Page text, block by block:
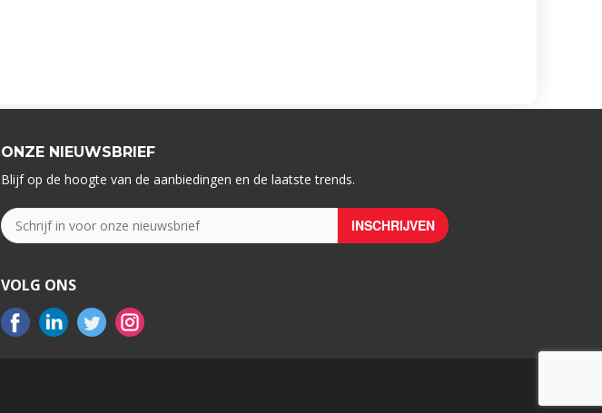
ONZE NIEUWSBRIEF
Blijf op de hoogte van de aanbiedingen en de laatste trends.
VOLG ONS